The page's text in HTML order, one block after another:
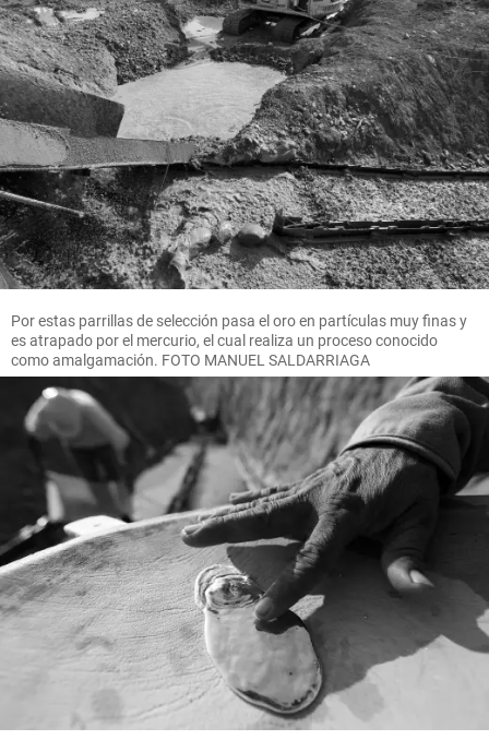
Por estas parrillas de selección pasa el oro en partículas muy finas y
es atrapado por el mercurio, el cual realiza un proceso conocido
como amalgamación. FOTO MANUEL SALDARRIAGA